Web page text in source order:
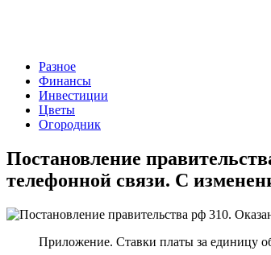
Разное
Финансы
Инвестиции
Цветы
Огородник
Постановление
телефонной связи. С
Приложение. Ставки платы за единицу